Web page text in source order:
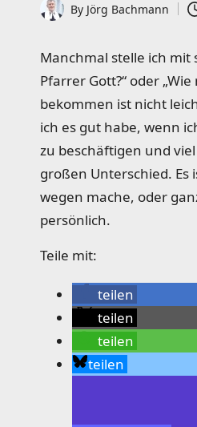
Posted
By Jörg Bachmann
Manchmal stelle ich mit
Pfarrer Gott?“ oder
bekommen ist nicht
ich es gut habe, wenn
zu beschäftigen und
großen Unterschied. Es
wegen mache, oder
persönlich.
Teile mit:
teilen
teilen
teilen
teilen